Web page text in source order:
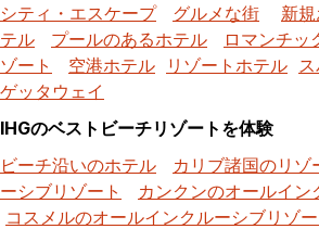
シティ・エスケープ グルメな街
新
テル
プールのあるホテル ロマンチッ
ゾート
空港ホテル リゾートホテル
ゲッタウェイ
IHGのベストビーチリゾートを体験
ビーチ沿いのホテル
カリブ諸国のリゾ
ーシブリゾート
カンクンのオールイン
コスメルのオールインクルーシブリゾー